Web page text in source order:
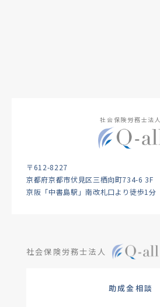
社会保険労務士法人
〒612-8227
京都府京都市伏見区三栖向町734-6 3F
京阪「中書島駅」南改札口より徒歩1分
社会保険労務士法人
助成金相談